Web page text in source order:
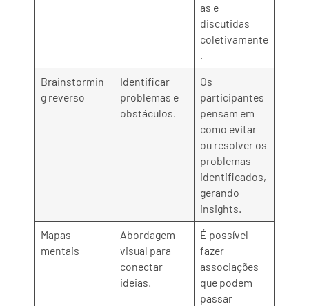
as e
discutidas
coletivamente
.
Brainstormin
g reverso
Identificar
problemas e
obstáculos.
Os
participantes
pensam em
como evitar
ou resolver os
problemas
identificados,
gerando
insights.
Mapas
mentais
Abordagem
visual para
conectar
ideias.
É possível
fazer
associações
que podem
passar